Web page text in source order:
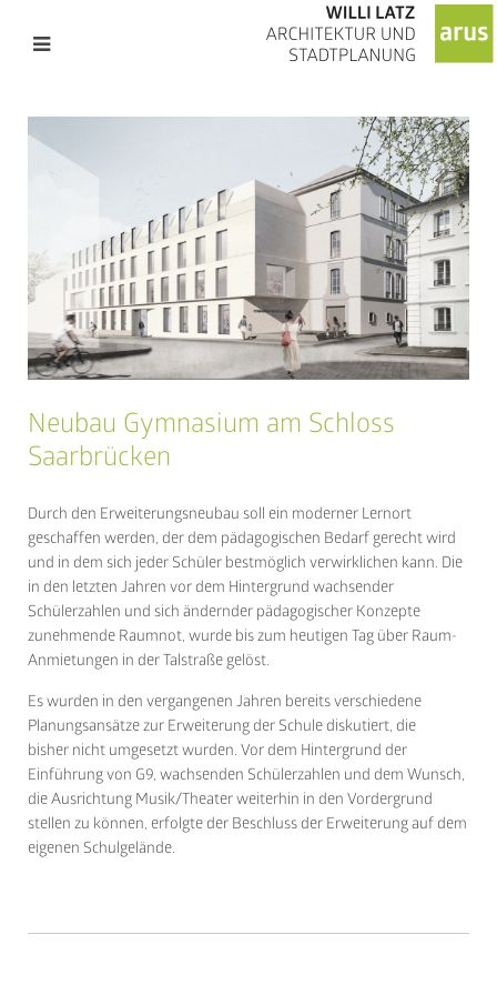
Neubau Gymnasium am Schloss
Saarbrücken
Durch den Erweiterungsneubau soll ein moderner Lernort
geschaffen werden, der dem pädagogischen Bedarf gerecht wird
und in dem sich jeder Schüler bestmöglich verwirklichen kann. Die
in den letzten Jahren vor dem Hintergrund wachsender
Schülerzahlen und sich ändernder pädagogischer Konzepte
zunehmende Raumnot, wurde bis zum heutigen Tag über Raum-
Anmietungen in der Talstraße gelöst.
Es wurden in den vergangenen Jahren bereits verschiedene
Planungsansätze zur Erweiterung der Schule diskutiert, die
bisher nicht umgesetzt wurden. Vor dem Hintergrund der
Einführung von G9, wachsenden Schülerzahlen und dem Wunsch,
die Ausrichtung Musik/Theater weiterhin in den Vordergrund
stellen zu können, erfolgte der Beschluss der Erweiterung auf dem
eigenen Schulgelände.